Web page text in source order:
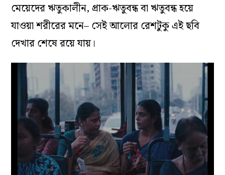
মেয়েদের ঋতুকালীন, প্রাক-ঋতুবন্ধ বা ঋতুবন্ধ হয়ে
যাওয়া শরীরের মনে– সেই আলোর রেশটুকু এই ছবি
দেখার শেষে রয়ে যায়।